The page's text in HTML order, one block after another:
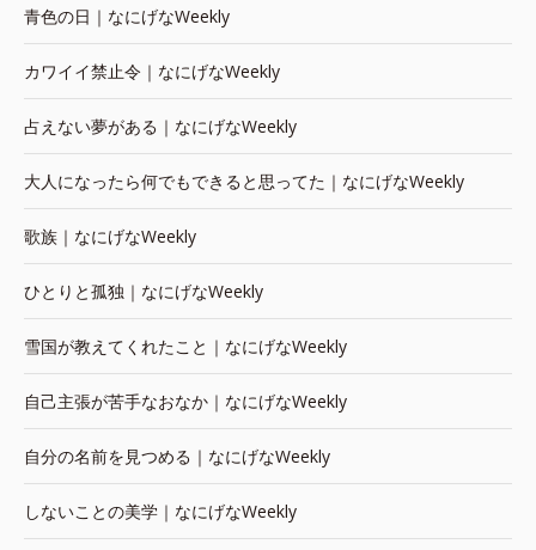
青色の日｜なにげなWeekly
カワイイ禁止令｜なにげなWeekly
占えない夢がある｜なにげなWeekly
大人になったら何でもできると思ってた｜なにげなWeekly
歌族｜なにげなWeekly
ひとりと孤独｜なにげなWeekly
雪国が教えてくれたこと｜なにげなWeekly
自己主張が苦手なおなか｜なにげなWeekly
自分の名前を見つめる｜なにげなWeekly
しないことの美学｜なにげなWeekly